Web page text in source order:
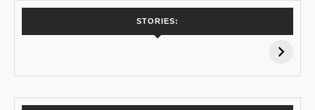
STORIES:
15% de
Pessoal: Os